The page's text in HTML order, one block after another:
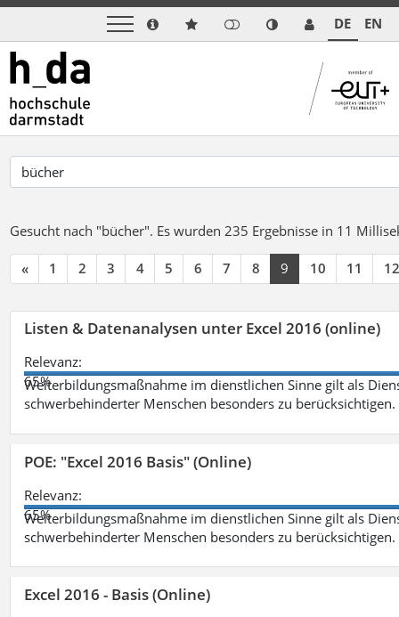
DE EN
Gesucht nach "bücher". Es wurden 235 Ergebnisse in 11
« 1 2 3 4 5 6 7 8 9 10 11 12
Listen & Datenanalysen unter Excel 2016 (online)
Relevanz:
65%
Weiterbildungsmaßnahme im dienstlichen Sinne gilt als
schwerbehinderter Menschen besonders zu berücksichtigen.
POE: "Excel 2016 Basis" (Online)
Relevanz:
65%
Weiterbildungsmaßnahme im dienstlichen Sinne gilt als
schwerbehinderter Menschen besonders zu berücksichtigen.
Excel 2016 - Basis (Online)